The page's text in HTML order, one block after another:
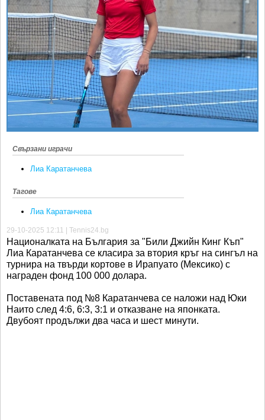
КЛУБОВЕ
БЛОГ
ВИДЕО
ЖЪЛТО
РАКЕТНИ
Спорт&Фитнес
Други
Любители
Свързани играчи
Лиа Каратанчева
Тагове
Лиа Каратанчева
29-10-2025 12:11 | Tennis24.bg
Националката на България за "Били Джийн Кинг Къп"
Лиа Каратанчева се класира за втория кръг на сингъл на
турнира на твърди кортове в Ирапуато (Мексико) с
награден фонд 100 000 долара.
Поставената под №8 Каратанчева се наложи над Юки
Наито след 4:6, 6:3, 3:1 и отказване на японката.
Двубоят продължи два часа и шест минути.